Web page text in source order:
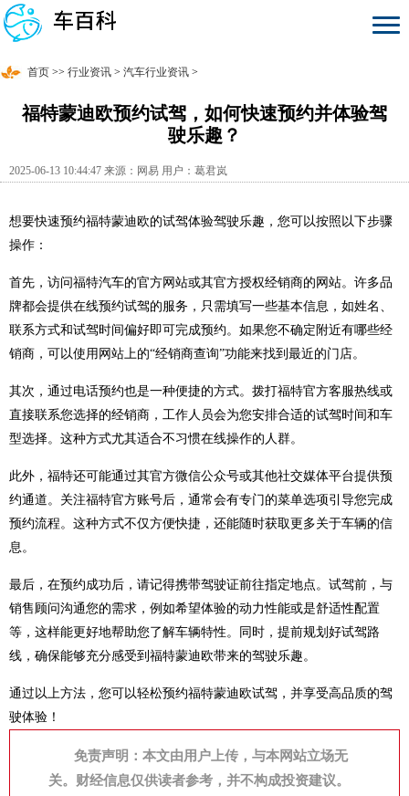
首页 >> 行业资讯 > 汽车行业资讯 >
福特蒙迪欧预约试驾，如何快速预约并体验驾
驶乐趣？
2025-06-13 10:44:47 来源：网易 用户：葛君岚
想要快速预约福特蒙迪欧的试驾体验驾驶乐趣，您可以按照以下步骤
操作：
首先，访问福特汽车的官方网站或其官方授权经销商的网站。许多品
牌都会提供在线预约试驾的服务，只需填写一些基本信息，如姓名、
联系方式和试驾时间偏好即可完成预约。如果您不确定附近有哪些经
销商，可以使用网站上的“经销商查询”功能来找到最近的门店。
其次，通过电话预约也是一种便捷的方式。拨打福特官方客服热线或
直接联系您选择的经销商，工作人员会为您安排合适的试驾时间和车
型选择。这种方式尤其适合不习惯在线操作的人群。
此外，福特还可能通过其官方微信公众号或其他社交媒体平台提供预
约通道。关注福特官方账号后，通常会有专门的菜单选项引导您完成
预约流程。这种方式不仅方便快捷，还能随时获取更多关于车辆的信
息。
最后，在预约成功后，请记得携带驾驶证前往指定地点。试驾前，与
销售顾问沟通您的需求，例如希望体验的动力性能或是舒适性配置
等，这样能更好地帮助您了解车辆特性。同时，提前规划好试驾路
线，确保能够充分感受到福特蒙迪欧带来的驾驶乐趣。
通过以上方法，您可以轻松预约福特蒙迪欧试驾，并享受高品质的驾
驶体验！
免责声明：本文由用户上传，与本网站立场无
关。财经信息仅供读者参考，并不构成投资建议。